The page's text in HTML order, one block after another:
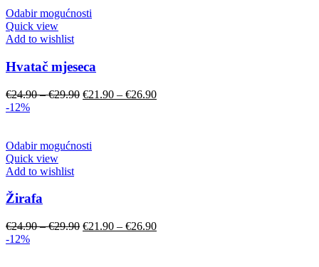
Odabir mogućnosti
Quick view
Add to wishlist
Hvatač mjeseca
€24.90–€29.90 €21.90 – €26.90
-12%
Odabir mogućnosti
Quick view
Add to wishlist
Žirafa
€24.90–€29.90 €21.90 – €26.90
-12%